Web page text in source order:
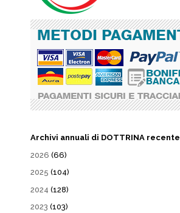
Archivi annuali di DOTTRINA recente
2026 (66)
2025 (104)
2024 (128)
2023 (103)